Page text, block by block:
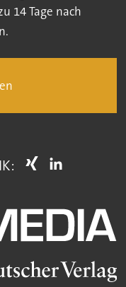
14 Tage nach